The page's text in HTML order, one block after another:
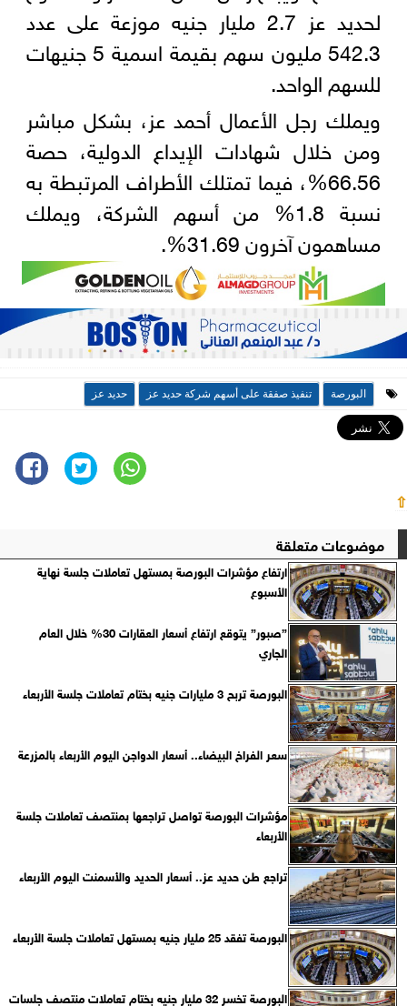
لحديد عز 2.7 مليار جنيه موزعة على عدد
542.3 مليون سهم بقيمة اسمية 5 جنيهات
للسهم الواحد.
ويملك رجل الأعمال أحمد عز، بشكل مباشر
ومن خلال شهادات الإيداع الدولية، حصة
66.56%، فيما تمتلك الأطراف المرتبطة به
نسبة 1.8% من أسهم الشركة، ويملك
مساهمون آخرون 31.69%.
البورصة تنفيذ صفقة على أسهم شركة حديد عز حديد عز
⇧
موضوعات متعلقة
ارتفاع مؤشرات البورصة بمستهل تعاملات جلسة نهاية
الأسبوع
”صبور” يتوقع ارتفاع أسعار العقارات 30% خلال العام
الجاري
البورصة تربح 3 مليارات جنيه بختام تعاملات جلسة الأربعاء
سعر الفراخ البيضاء.. أسعار الدواجن اليوم الأربعاء بالمزرعة
مؤشرات البورصة تواصل تراجعها بمنتصف تعاملات جلسة
الأربعاء
تراجع طن حديد عز.. أسعار الحديد والأسمنت اليوم الأربعاء
البورصة تفقد 25 مليار جنيه بمستهل تعاملات جلسة الأربعاء
البورصة تخسر 32 مليار جنيه بختام تعاملات منتصف جلسات